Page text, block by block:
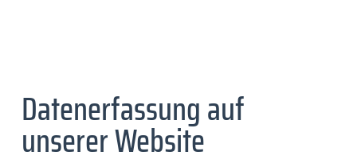
Datenerfassung auf
unserer Website